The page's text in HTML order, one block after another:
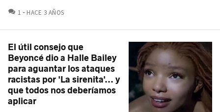
1 COMENTARIOS
HACE 3 AÑOS
El útil consejo que
Beyoncé dio a Halle Bailey
para aguantar los ataques
racistas por 'La sirenita'... y
que todos nos deberíamos
aplicar